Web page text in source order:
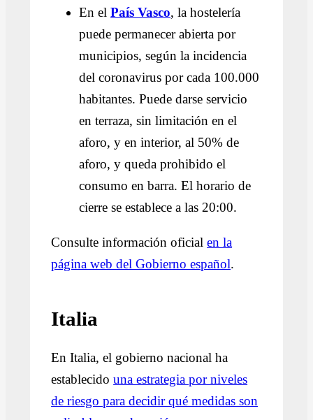
En elPaís Vasco, la hostelería
puede permanecer abierta por
municipios, según la incidencia
del coronavirus por cada 100.000
habitantes. Puede darse servicio
en terraza, sin limitación en el
aforo, y en interior, al 50% de
aforo, y queda prohibido el
consumo en barra. El horario de
cierre se establece a las 20:00.
Consulte información oficialen la
página web del Gobierno español.
Italia
En Italia, el gobierno nacional ha
establecidouna estrategia por niveles
de riesgo para decidir qué medidas son